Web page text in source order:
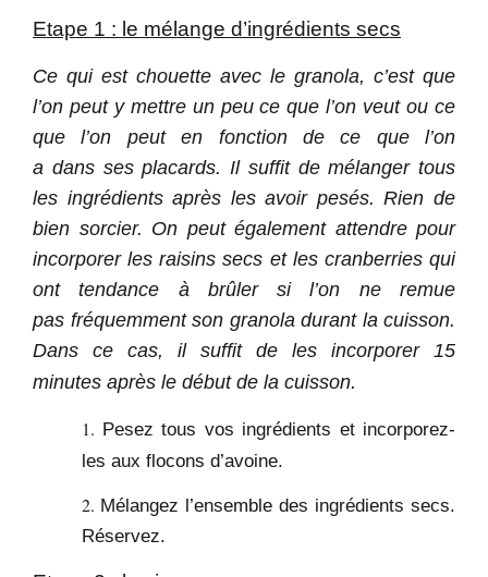
Etape 1 : le mélange d’ingrédients secs
Ce qui est chouette avec le granola, c’est que
l’on peut y mettreun peu ce que l’on veut ou ce
que l’on peut en fonction de ce que l’on
a dansses placards. Il suffit demélangertous
les ingrédients après les avoir pesés. Rien de
bien sorcier. On peut également attendre pour
incorporer les raisins secs et les cranberries qui
ont tendance à brûler si l’on ne remue
pas fréquemmentson granola durant la cuisson.
Dans ce cas, il suffit de les incorporer 15
minutes après le début de la cuisson.
Pesez tous vos ingrédients et incorporez-
les aux flocons d’avoine.
Mélangez l’ensemble des ingrédients secs.
Réservez.